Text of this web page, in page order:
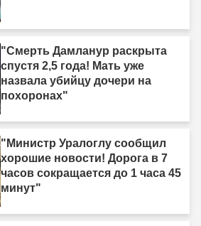
"Смерть Дамланур раскрыта
спустя 2,5 года! Мать уже
назвала убийцу дочери на
похоронах"
"Министр Уралоглу сообщил
хорошие новости! Дорога в 7
часов сокращается до 1 часа 45
минут"